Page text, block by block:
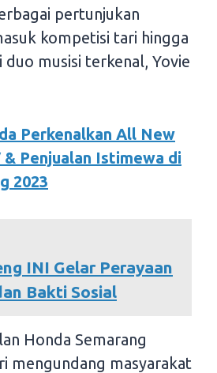
pertunjukan
kompetisi tari hingga
duo musisi terkenal, Yovie
Perkenalkan All New
& Penjualan Istimewa di
2023
INI Gelar Perayaan
Bakti Sosial
Honda Semarang
mengundang masyarakat